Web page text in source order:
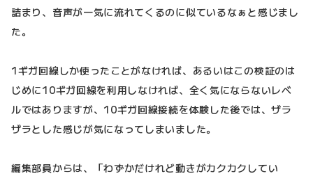
詰まり、音声が一気に流れてくるのに似ているなぁと感じまし
た。
1ギガ回線しか使ったことがなければ、あるいはこの検証のは
じめに10ギガ回線を利用しなければ、全く気にならないレベ
ルではありますが、10ギガ回線接続を体験した後では、ザラ
ザラとした感じが気になってしまいました。
編集部員からは、「わずかだけれど動きがカクカクしてい